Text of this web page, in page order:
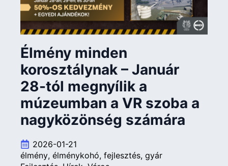
Élmény minden
korosztálynak – Január
28-tól megnyílik a
múzeumban a VR szoba a
nagyközönség számára
2026-01-21
élmény élménykohó fejlesztés gyár